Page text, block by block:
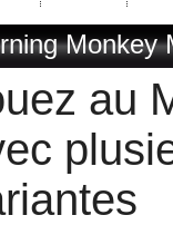
Monkey
au